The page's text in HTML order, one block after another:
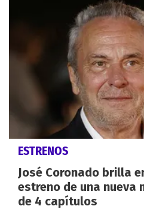
ESTRENOS
José Coronado brilla
estreno de una nueva
de 4 capítulos